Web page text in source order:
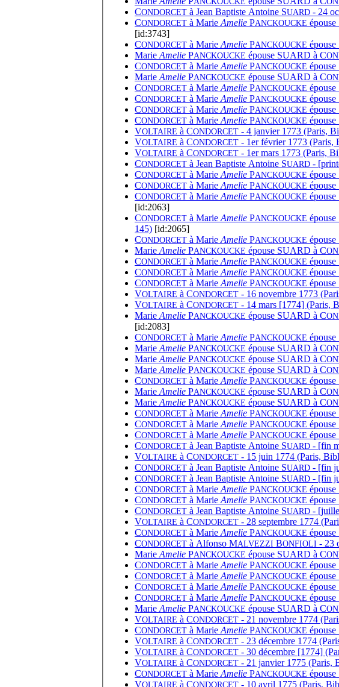
CONDORCET à Jean Baptiste Antoine SUARD - 24
CONDORCET à Marie Amelie PANCKOUCKE épouse
[id:3743]
CONDORCET à Marie Amelie PANCKOUCKE épouse
Marie Amelie PANCKOUCKE épouse SUARD à C
CONDORCET à Marie Amelie PANCKOUCKE épouse
Marie Amelie PANCKOUCKE épouse SUARD à C
CONDORCET à Marie Amelie PANCKOUCKE épouse
CONDORCET à Marie Amelie PANCKOUCKE épouse
CONDORCET à Marie Amelie PANCKOUCKE épouse
CONDORCET à Marie Amelie PANCKOUCKE épouse
VOLTAIRE à CONDORCET - 4 janvier 1773 (Paris,
VOLTAIRE à CONDORCET - 1er février 1773 (Paris,
VOLTAIRE à CONDORCET - 1er mars 1773 (Paris,
CONDORCET à Jean Baptiste Antoine SUARD -
CONDORCET à Marie Amelie PANCKOUCKE épouse
CONDORCET à Marie Amelie PANCKOUCKE épouse
CONDORCET à Marie Amelie PANCKOUCKE épouse
[id:2063]
CONDORCET à Marie Amelie PANCKOUCKE épouse
145) [id:2065]
CONDORCET à Marie Amelie PANCKOUCKE épouse
Marie Amelie PANCKOUCKE épouse SUARD à C
CONDORCET à Marie Amelie PANCKOUCKE épouse
CONDORCET à Marie Amelie PANCKOUCKE épouse
CONDORCET à Marie Amelie PANCKOUCKE épouse
VOLTAIRE à CONDORCET - 16 novembre 1773
VOLTAIRE à CONDORCET - 14 mars [1774] (Paris,
Marie Amelie PANCKOUCKE épouse SUARD à C
[id:2083]
CONDORCET à Marie Amelie PANCKOUCKE épouse
Marie Amelie PANCKOUCKE épouse SUARD à C
Marie Amelie PANCKOUCKE épouse SUARD à C
Marie Amelie PANCKOUCKE épouse SUARD à C
CONDORCET à Marie Amelie PANCKOUCKE épouse
Marie Amelie PANCKOUCKE épouse SUARD à C
Marie Amelie PANCKOUCKE épouse SUARD à C
CONDORCET à Marie Amelie PANCKOUCKE épouse
CONDORCET à Marie Amelie PANCKOUCKE épouse
CONDORCET à Marie Amelie PANCKOUCKE épouse
CONDORCET à Jean Baptiste Antoine SUARD - [fin
VOLTAIRE à CONDORCET - 15 juin 1774 (Paris,
CONDORCET à Jean Baptiste Antoine SUARD - [fin
CONDORCET à Jean Baptiste Antoine SUARD - [fin
CONDORCET à Marie Amelie PANCKOUCKE épouse
CONDORCET à Marie Amelie PANCKOUCKE épouse
CONDORCET à Jean Baptiste Antoine SUARD -
VOLTAIRE à CONDORCET - 28 septembre 1774
CONDORCET à Marie Amelie PANCKOUCKE épouse
CONDORCET à Alfonso MALVEZZI BONFIOLI - 23
Marie Amelie PANCKOUCKE épouse SUARD à C
CONDORCET à Marie Amelie PANCKOUCKE épouse
CONDORCET à Marie Amelie PANCKOUCKE épouse
CONDORCET à Marie Amelie PANCKOUCKE épouse
CONDORCET à Marie Amelie PANCKOUCKE épouse
Marie Amelie PANCKOUCKE épouse SUARD à C
VOLTAIRE à CONDORCET - 21 novembre 1774
CONDORCET à Marie Amelie PANCKOUCKE épouse
VOLTAIRE à CONDORCET - 23 décembre 1774
VOLTAIRE à CONDORCET - 30 décembre [1774]
VOLTAIRE à CONDORCET - 21 janvier 1775 (Paris,
CONDORCET à Marie Amelie PANCKOUCKE épouse
VOLTAIRE à CONDORCET - 10 avril 1775 (Paris,